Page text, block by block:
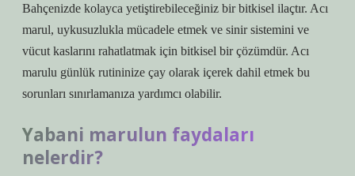
Bahçenizde kolayca yetiştirebileceğiniz bir bitkisel ilaçtır. Acı
marul, uykusuzlukla mücadele etmek ve sinir sistemini ve
vücut kaslarını rahatlatmak için bitkisel bir çözümdür. Acı
marulu günlük rutininize çay olarak içerek dahil etmek bu
sorunları sınırlamanıza yardımcı olabilir.
Yabani marulun faydaları
nelerdir?